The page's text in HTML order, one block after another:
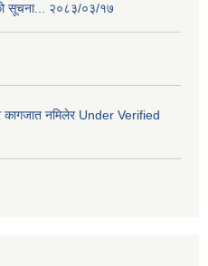
सूचना... २०८३/०३/१७
र कागजात नमिलेर Under Verified